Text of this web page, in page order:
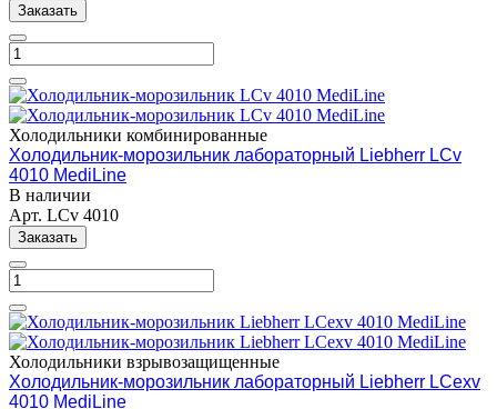
Заказать
Холодильники комбинированные
Холодильник-морозильник лабораторный Liebherr LCv
4010 MediLine
В наличии
Арт. LCv 4010
Заказать
Холодильники взрывозащищенные
Холодильник-морозильник лабораторный Liebherr LCexv
4010 MediLine